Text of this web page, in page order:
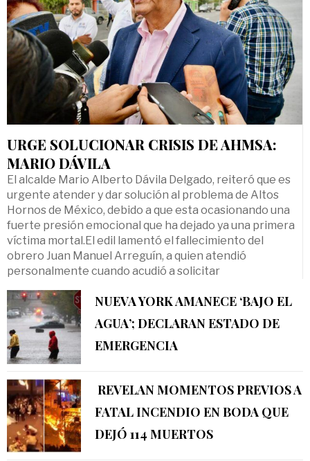
URGE SOLUCIONAR CRISIS DE AHMSA:
MARIO DÁVILA
El alcalde Mario Alberto Dávila Delgado, reiteró que es
urgente atender y dar solución al problema de Altos
Hornos de México, debido a que esta ocasionando una
fuerte presión emocional que ha dejado ya una primera
víctima mortal.El edil lamentó el fallecimiento del
obrero Juan Manuel Arreguín, a quien atendió
personalmente cuando acudió a solicitar
NUEVA YORK AMANECE ‘BAJO EL
AGUA’; DECLARAN ESTADO DE
EMERGENCIA
REVELAN MOMENTOS PREVIOS A
FATAL INCENDIO EN BODA QUE
DEJÓ 114 MUERTOS